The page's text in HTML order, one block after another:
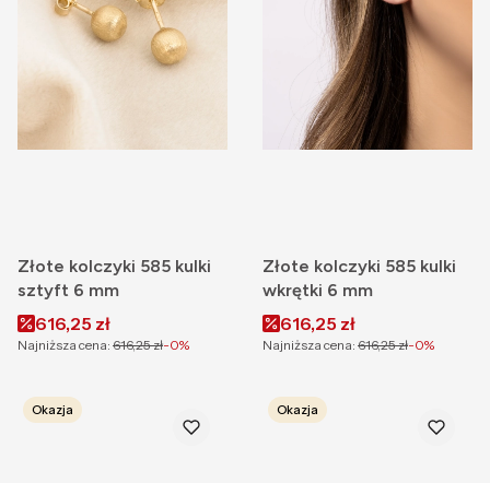
Złote kolczyki 585 kulki
sztyft 6 mm
Cena promocyjna
616,25 zł
Najniższa cena: 616,25 zł-0%
Złote kolczyki 585 kulki
wkrętki 6 mm
Cena promocyjna
616,25 zł
Najniższa cena: 616,25 zł-0%
Okazja Okazja